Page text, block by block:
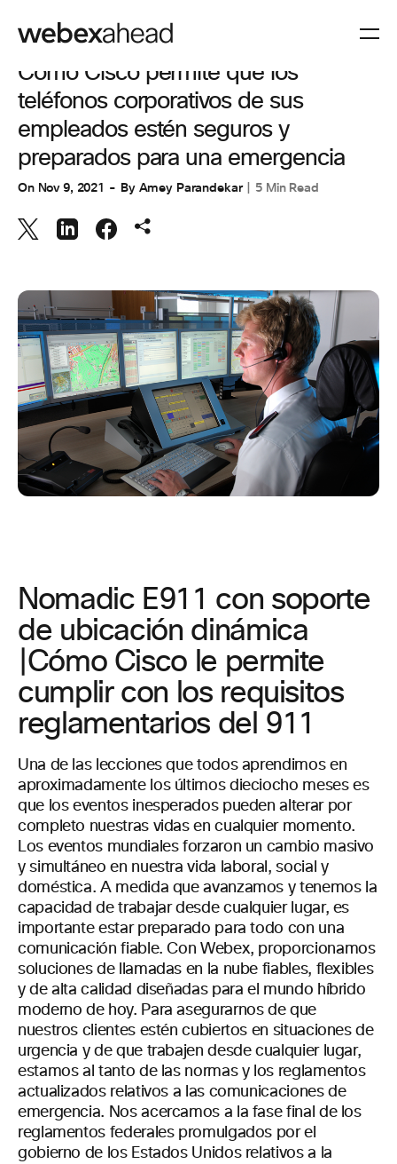
COLABORACIÓN, CUSTOMER STORIES
Cómo Cisco permite que los
teléfonos corporativos de sus
empleados estén seguros y
preparados para una emergencia
On Nov 9, 2021 By Amey Parandekar 5 Min Read
Nomadic E911 con soporte
de ubicación dinámica
|Cómo Cisco le permite
cumplir con los requisitos
reglamentarios del 911
Una de las lecciones que todos aprendimos en
aproximadamente los últimos dieciocho meses es
que los eventos inesperados pueden alterar por
completo nuestras vidas en cualquier momento.
Los eventos mundiales forzaron un cambio masivo
y simultáneo en nuestra vida laboral, social y
doméstica. A medida que avanzamos y tenemos la
capacidad de trabajar desde cualquier lugar, es
importante estar preparado para todo con una
comunicación fiable. Con Webex, proporcionamos
soluciones de llamadas en la nube fiables, flexibles
y de alta calidad diseñadas para el mundo híbrido
moderno de hoy. Para asegurarnos de que
nuestros clientes estén cubiertos en situaciones de
urgencia y de que trabajen desde cualquier lugar,
estamos al tanto de las normas y los reglamentos
actualizados relativos a las comunicaciones de
emergencia. Nos acercamos a la fase final de los
reglamentos federales promulgados por el
gobierno de los Estados Unidos relativos a la